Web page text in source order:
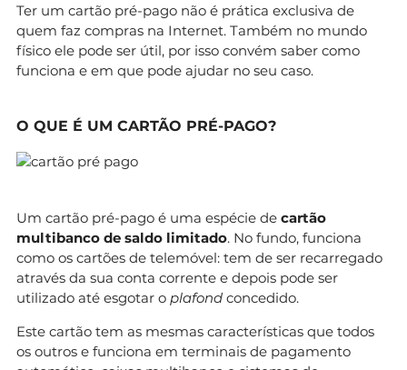
Ter um cartão pré-pago não é prática exclusiva de
quem faz compras na Internet. Também no mundo
físico ele pode ser útil, por isso convém saber como
funciona e em que pode ajudar no seu caso.
O QUE É UM CARTÃO PRÉ-PAGO?
Um cartão pré-pago é uma espécie de cartão
multibanco de saldo limitado. No fundo, funciona
como os cartões de telemóvel: tem de ser recarregado
através da sua conta corrente e depois pode ser
utilizado até esgotar o plafond concedido.
Este cartão tem as mesmas características que todos
os outros e funciona em terminais de pagamento